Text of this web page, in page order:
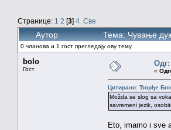
Странице: 1 2 [3] 4 Све
Аутор Тема: Чување
0 чланова и 1 гост прегледају ову тему.
bolo
Гост «
Цитирано: Ђорђе
Možda se slog sa
savremeni jezik,
Eto, imamo i sve